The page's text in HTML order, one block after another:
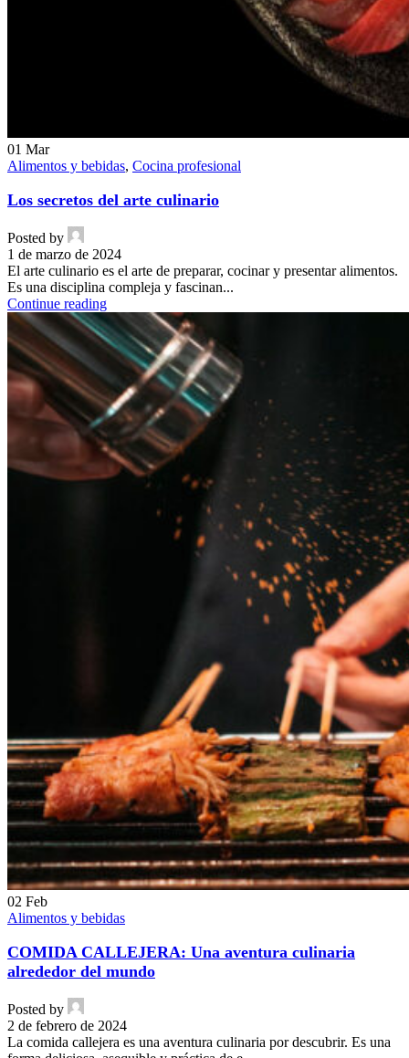
01 Mar
Alimentos y bebidas, Cocina profesional
Los secretos del arte culinario
Posted by
1 de marzo de 2024
El arte culinario es el arte de preparar, cocinar y presentar alimentos.
Es una disciplina compleja y fascinan...
Continue reading
02 Feb
Alimentos y bebidas
COMIDA CALLEJERA: Una aventura culinaria
alrededor del mundo
Posted by
2 de febrero de 2024
La comida callejera es una aventura culinaria por descubrir. Es una